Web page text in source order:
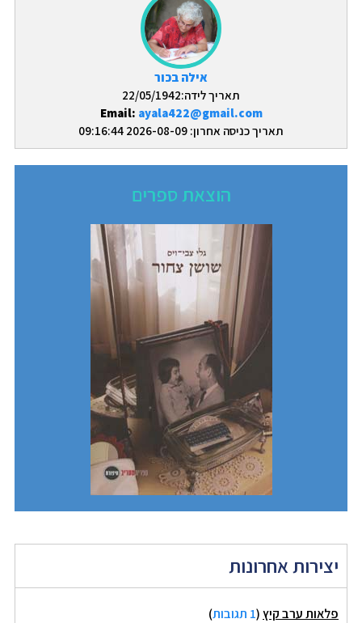
אילה בכור
תאריך לידה:22/05/1942
Email: ayala422@gmail.com
תאריך כניסה אחרון: 2026-08-09 09:16:44
הוצאת ספרים
יצירות אחרונות
פלאות ערב קיץ(1 תגובות
)